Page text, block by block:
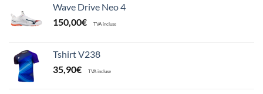
Wave Drive Neo 4
150,00€ TVA incluse
Tshirt V238
35,90€ TVA incluse